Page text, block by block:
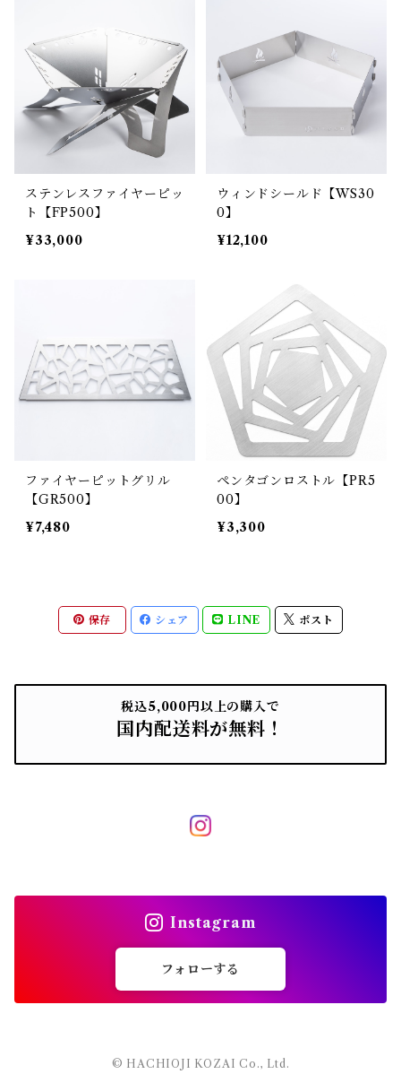
ステンレスファイヤーピッ
ト【FP500】
¥33,000
ウィンドシールド【WS30
0】
¥12,100
ファイヤーピットグリル
【GR500】
¥7,480
ペンタゴンロストル【PR5
00】
¥3,300
保存 シェア LINE ポスト
税込5,000円以上の購入で
国内配送料が無料！
Instagram
フォローする
© HACHIOJI KOZAI Co., Ltd.